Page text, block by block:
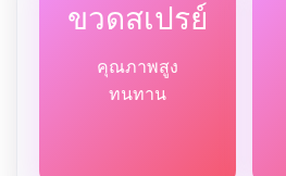
ขวดสเปรย์
คุณภาพสูง
ทนทาน